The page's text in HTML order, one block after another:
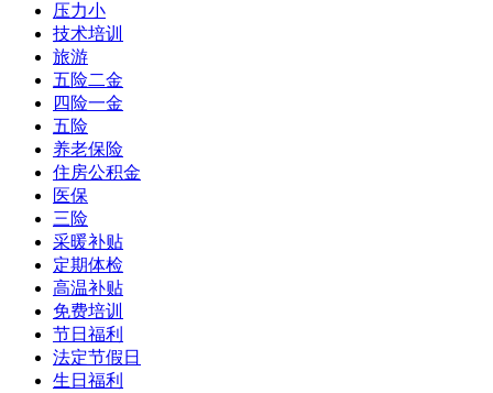
压力小
技术培训
旅游
五险二金
四险一金
五险
养老保险
住房公积金
医保
三险
采暖补贴
定期体检
高温补贴
免费培训
节日福利
法定节假日
生日福利